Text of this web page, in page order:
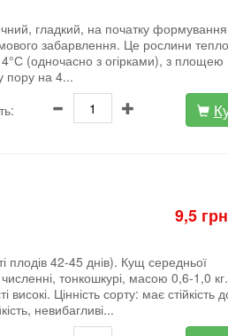
гладкий, на початку формування
забарвлення. Це рослини
(одночасно з огірками), з площею
пору на 4...
9,5
плодів 42-45 днів). Кущ середньої
тонкошкурі, масою 0,6-1,0 кг.
Цінність сорту: має стійкість
невибагливі...